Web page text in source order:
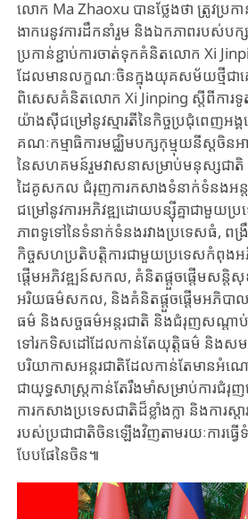
លោក Ma Zhaoxu បានថ្លែងថា ត្រូវប្រក
ងាករេនូវការដឹកនាំរួម និងឯកភាពរបស់បក្
ប្រកាន់ខ្ជាប់​ការចាត់ទុកគំនិត​លោក Xi
ដែលមានលក្ខណៈចិន​ក្នុងយុគសម័យថ្មីជា
ពិសេសគំនិត​លោក Xi Jinping ស្តីពីការទូត
យ៉ាងស៊ីជម្រៅនូវស្មារតីនៃកិច្ចប្រជុំពេញអង្
គណៈកម្មាធិការមជ្ឈិមបក្សកុម្មុយនីស្តចិន
នៃសហគមន៍រួមវាសនាសម្រាប់មនុស្សជាតិ
ដៃគូសកល ជំរុញការកសាងទំនាក់ទំនងអន្តរ
ជម្រៅនូវការ​អភិវឌ្ឍ​ដោយបន្ស៊ីគ្នាជាមួយប្រ
ភាព​ទូទៅនៃទំនាក់ទំនងរវាងប្រទេសធំ, ពង្
កិច្ចសហប្រតិបត្តិការ​ជាមួយប្រទេសកំពុងអ
ផ្តើមអភិវឌ្ឍន៍សកល, គំនិតផ្តួចផ្តើមសន្តិ
អរិយធម៌សកល, និងគំនិតផ្តួចផ្តើមអភិបាល
ធម៌ និងសច្ចធម៌អន្តរជាតិ និងជំរុញសណ្តាប់ធ្ន
ទៅរកទិសដៅដែលកាន់តែយុត្តិធម៌ និងស
បរិយាកាសអន្តរជាតិដែលកាន់តែមានអំ
ជាយុទ្ធសាស្រ្តកាន់តែរឹងមាំ​សម្រាប់ការជំ
ការកសាងប្រទេសជាតិដ៏ខ្លាំងក្លា និងការស្
របស់ប្រជាជាតិចិនឡើងវិញតាមរយៈការធ្វើ
បែបផែនៃចិន៕